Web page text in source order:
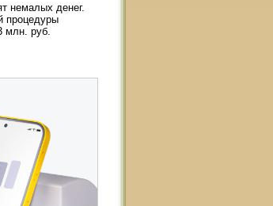
немалых денег.
процедуры
млн. руб.